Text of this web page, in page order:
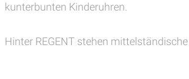
kunterbunten Kinderuhren.
Hinter REGENT stehen